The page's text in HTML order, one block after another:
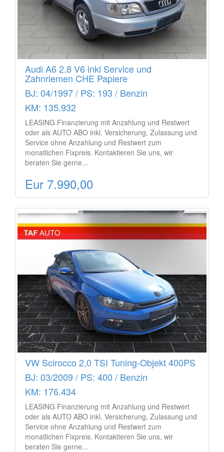
Audi A6 2.8 V6 inkl Service und
Zahnriemen CHE Papiere
BJ: 04/1997 / PS: 193 / Benzin
KM: 135.932
LEASING Finanzierung mit Anzahlung und Restwert
oder als AUTO ABO inkl. Versicherung, Zulassung und
Service ohne Anzahlung und Restwert zum
monatlichen Fixpreis. Kontaktieren Sie uns, wir
beraten Sie gerne...
Eur 7.990,00
VW Scirocco 2,0 TSI Tuning-Objekt 400PS
BJ: 03/2009 / PS: 400 / Benzin
KM: 176.434
LEASING Finanzierung mit Anzahlung und Restwert
oder als AUTO ABO inkl. Versicherung, Zulassung und
Service ohne Anzahlung und Restwert zum
monatlichen Fixpreis. Kontaktieren Sie uns, wir
beraten Sie gerne...